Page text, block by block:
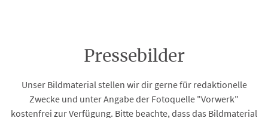
Pressebilder
Unser Bildmaterial stellen wir dir gerne für redaktionelle
Zwecke und unter Angabe der Fotoquelle "Vorwerk"
kostenfrei zur Verfügung. Bitte beachte, dass das Bildmaterial